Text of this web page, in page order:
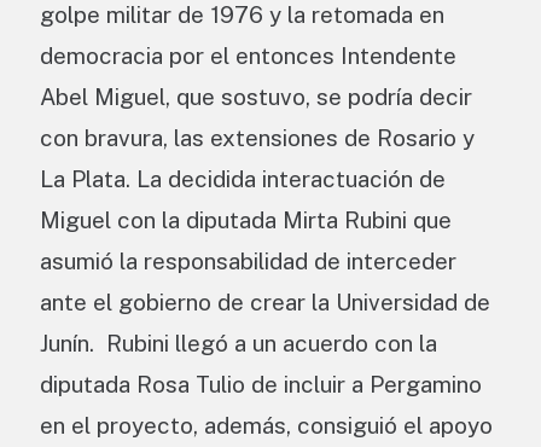
golpe militar de 1976 y la retomada en
democracia por el entonces Intendente
Abel Miguel, que sostuvo, se podría decir
con bravura, las extensiones de Rosario y
La Plata. La decidida interactuación de
Miguel con la diputada Mirta Rubini que
asumió la responsabilidad de interceder
ante el gobierno de crear la Universidad de
Junín. Rubini llegó a un acuerdo con la
diputada Rosa Tulio de incluir a Pergamino
en el proyecto, además, consiguió el apoyo